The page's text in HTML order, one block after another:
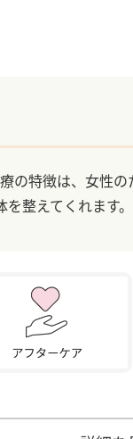
の特徴は、女性
整えてくれます。